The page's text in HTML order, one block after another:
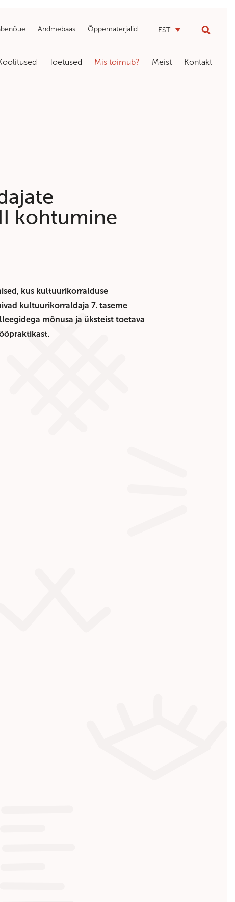
Andmebaas Õppematerjalid EST
Toetused Mis toimub? Meist Kontakt
kohtumine
kus kultuurikorralduse
kultuurikorraldaja 7. taseme
mõnusa ja üksteist toetava